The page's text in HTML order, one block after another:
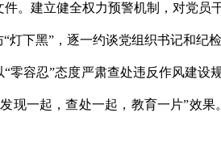
件。建立健全权力预警机制，对党
下黑”，逐一约谈党组织书记和纪
容忍”态度严肃查处违反作风建设
现一起，查处一起，教育一片”效